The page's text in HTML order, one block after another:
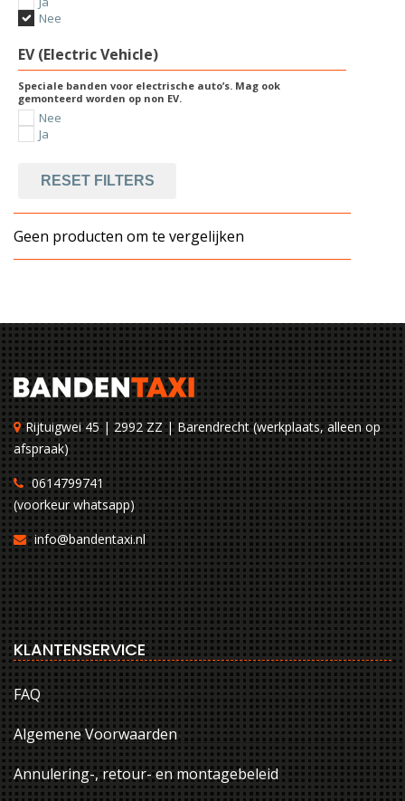
Nee
EV (Electric Vehicle)
Speciale banden voor electrische auto’s. Mag ook
gemonteerd worden op non EV.
Nee
Ja
RESET FILTERS
Geen producten om te vergelijken
Rijtuigwei 45 | 2992 ZZ | Barendrecht (werkplaats, alleen op
afspraak)
0614799741
(voorkeur whatsapp)
info@bandentaxi.nl
KLANTENSERVICE
FAQ
Algemene Voorwaarden
Annulering-, retour- en montagebeleid